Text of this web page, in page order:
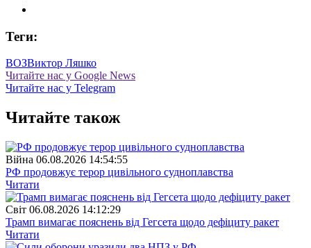
Теги:
ВОЗВиктор Ляшко
Читайте нас у Google News
Читайте нас у Telegram
Читайте також
Війна 06.08.2026 14:54:55
РФ продовжує терор цивільного судноплавства
Читати
Свiт 06.08.2026 14:12:29
Трамп вимагає пояснень від Гегсета щодо дефіциту ракет
Читати